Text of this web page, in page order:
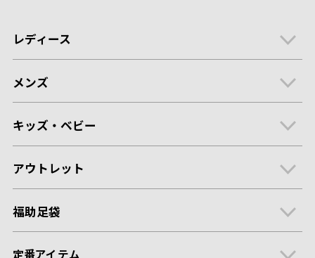
レディース
メンズ
キッズ・ベビー
アウトレット
福助足袋
定番アイテム